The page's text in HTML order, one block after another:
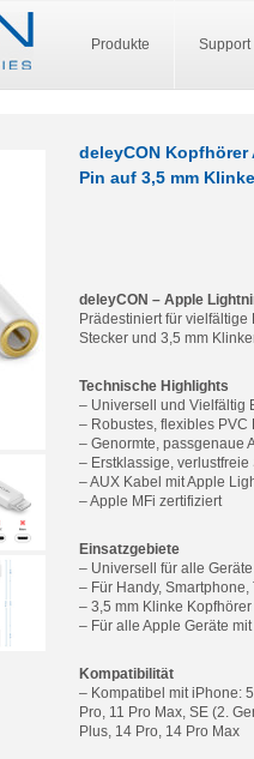
Produkte Support
deleyCON Kopfhörer
Pin auf 3,5 mm
deleyCON – Apple
Prädestiniert für
Stecker und 3,5 mm
Technische Highlights
– Universell und Vielfältig
– Robustes, flexibles PVC
– Genormte, passgenaue
– Erstklassige,
– AUX Kabel mit Apple
– Apple MFi zertifiziert
Einsatzgebiete
– Universell für alle
– Für Handy,
– 3,5 mm Klinke
– Für alle Apple Geräte
Kompatibilität
– Kompatibel mit iPhone:
Pro, 11 Pro Max, SE (2.
Plus, 14 Pro, 14 Pro Max